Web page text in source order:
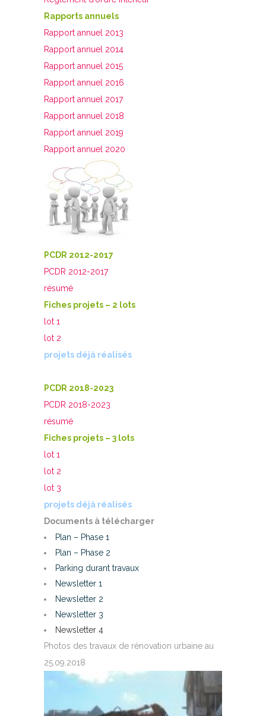
Rapports annuels
Rapport annuel 2013
Rapport annuel 2014
Rapport annuel 2015
Rapport annuel 2016
Rapport annuel 2017
Rapport annuel 2018
Rapport annuel 2019
Rapport annuel 2020
PCDR 2012-2017
PCDR 2012-2017
résumé
Fiches projets – 2 lots
lot 1
lot 2
projets déjà réalisés
PCDR 2018-2023
PCDR 2018-2023
résumé
Fiches projets – 3 lots
lot 1
lot 2
lot 3
projets déjà réalisés
Documents à télécharger
Plan – Phase 1
Plan – Phase 2
Parking durant travaux
Newsletter 1
Newsletter 2
Newsletter 3
Newsletter 4
Photos des travaux de rénovation urbaine au
25.09.2018